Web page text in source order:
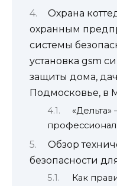
Охрана
охранным
системы
установка gsm
защиты дома,
Подмосковье, в
«Дельта»
Обзор
безопасности
Как